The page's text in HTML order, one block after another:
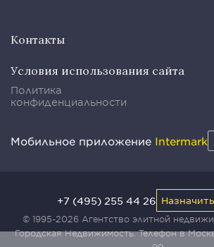
Контакты
Условия использования сайта
Политика
конфиденциальности
Мобильное приложение Intermark
© 1995-2026 Агентство элитной
Городская Недвижимость. Телефон в
+7 (495) 255 44 26